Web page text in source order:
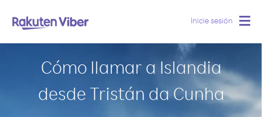
Inicie sesión
Cómo llamar a Islandia
desde Tristán da Cunha